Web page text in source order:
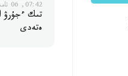
07:42, 06 تامىز 2026
تىك ءجۇرۋ
ەتەدى